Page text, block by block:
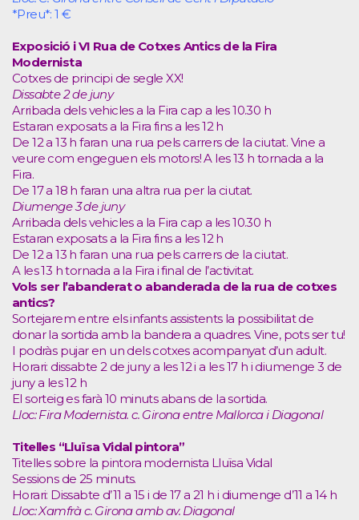
*Preu*: 1 €
Exposició i VI Rua de Cotxes Antics de la Fira
Modernista
Cotxes de principi de segle XX!
Dissabte 2 de juny
Arribada dels vehicles a la Fira cap a les 10.30 h
Estaran exposats a la Fira fins a les 12 h
De 12 a 13 h faran una rua pels carrers de la ciutat. Vine a
veure com engeguen els motors! A les 13 h tornada a la
Fira.
De 17 a 18 h faran una altra rua per la ciutat.
Diumenge 3 de juny
Arribada dels vehicles a la Fira cap a les 10.30 h
Estaran exposats a la Fira fins a les 12 h
De 12 a 13 h faran una rua pels carrers de la ciutat.
A les 13 h tornada a la Fira i final de l’activitat.
Vols ser l’abanderat o abanderada de la rua de cotxes
antics?
Sortejarem entre els infants assistents la possibilitat de
donar la sortida amb la bandera a quadres. Vine, pots ser tu!
I podràs pujar en un dels cotxes acompanyat d’un adult.
Horari: dissabte 2 de juny a les 12 i a les 17 h i diumenge 3 de
juny a les 12 h
El sorteig es farà 10 minuts abans de la sortida.
Lloc: Fira Modernista. c. Girona entre Mallorca i Diagonal
Titelles “Lluïsa Vidal pintora”
Titelles sobre la pintora modernista Lluïsa Vidal
Sessions de 25 minuts.
Horari: Dissabte d’11 a 15 i de 17 a 21 h i diumenge d’11 a 14 h
Lloc: Xamfrà c. Girona amb av. Diagonal